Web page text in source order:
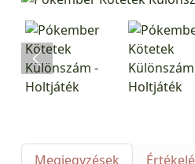
Megjegyzések